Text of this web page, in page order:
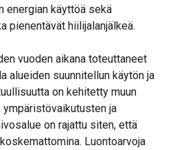
energian käyttöä sekä
pienentävät hiilijalanjälkeä.
vuoden aikana toteuttaneet
alueiden suunnitellun käytön ja
on kehitetty muun
ympäristövaikutusten ja
on rajattu siten, että
Luontoarvoja